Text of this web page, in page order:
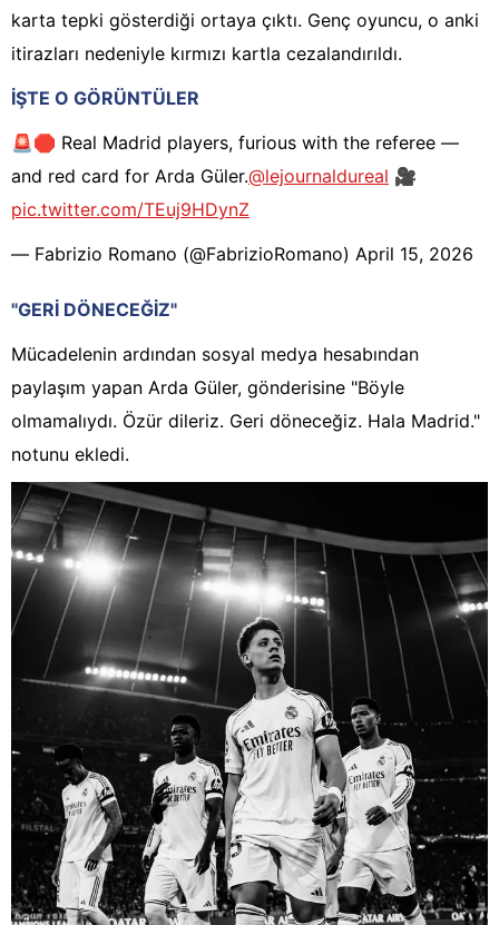
karta tepki gösterdiği ortaya çıktı. Genç oyuncu, o anki
itirazları nedeniyle kırmızı kartla cezalandırıldı.
İŞTE O GÖRÜNTÜLER
🚨🛑 Real Madrid players, furious with the referee —
and red card for Arda Güler.@lejournaldureal 🎥
pic.twitter.com/TEuj9HDynZ
— Fabrizio Romano (@FabrizioRomano) April 15, 2026
"GERİ DÖNECEĞİZ"
Mücadelenin ardından sosyal medya hesabından
paylaşım yapan Arda Güler, gönderisine "Böyle
olmamalıydı. Özür dileriz. Geri döneceğiz. Hala Madrid."
notunu ekledi.